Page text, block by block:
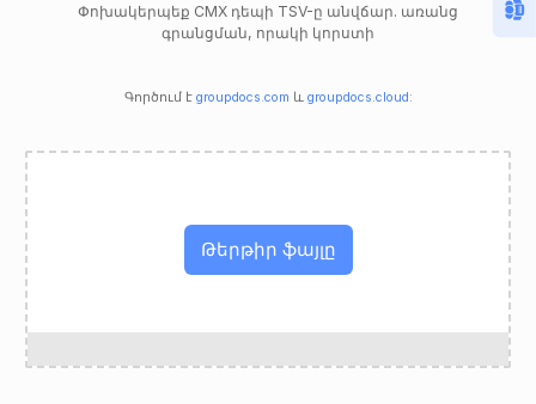
Փոխակերպեք CMX դեպի TSV-ը անվճար. առանց
գրանցման, որակի կորստի
Գործում է groupdocs.com և groupdocs.cloud :
Թերթիր ֆայլը